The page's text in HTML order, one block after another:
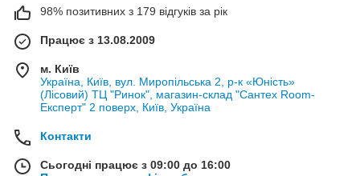
98% позитивних з 179 відгуків за рік
Працює з 13.08.2009
м. Київ
Україна, Київ, вул. Миропільська 2, р-к «Юність»
(Лісовий) ТЦ "Ринок", магазин-склад "Сантех Room-
Експерт" 2 поверх, Київ, Україна
Контакти
Сьогодні працює з 09:00 до 16:00